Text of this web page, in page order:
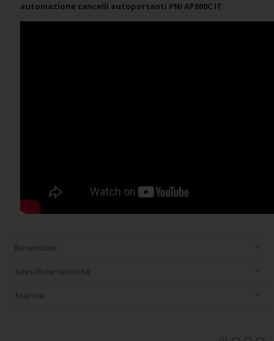
automazione cancelli autoportanti PNI AP800C IT
Recensioni
Specifiche tecniche
Scarica